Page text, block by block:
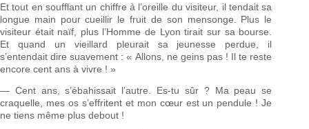
Et tout en soufflant un chiffre à l’oreille du visiteur, il tendait sa
longue main pour cueillir le fruit de son mensonge. Plus le
visiteur était naïf, plus l’Homme de Lyon tirait sur sa bourse.
Et quand un vieillard pleurait sa jeunesse perdue, il
s’entendait dire suavement : « Allons, ne geins pas ! Il te reste
encore cent ans à vivre ! »
— Cent ans, s’ébahissait l’autre. Es-tu sûr ? Ma peau se
craquelle, mes os s’effritent et mon cœur est un pendule ! Je
ne tiens même plus debout !